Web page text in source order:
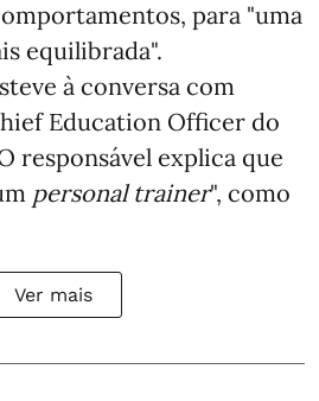
para "uma
equilibrada".
à conversa com
Education Officer do
responsável explica que
personal trainer", como
Ver mais